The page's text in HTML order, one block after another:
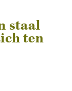
staal
ten